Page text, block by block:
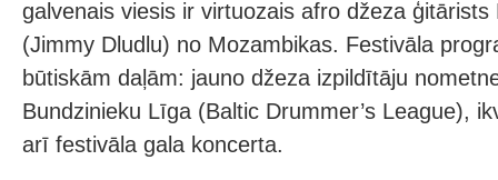
galvenais viesis ir virtuozais afro džeza ģitārists
(Jimmy Dludlu) no Mozambikas. Festivāla
būtiskām daļām: jauno džeza izpildītāju
Bundzinieku Līga (Baltic Drummer’s League),
arī festivāla gala koncerta.